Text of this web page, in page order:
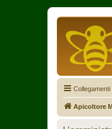
Collegamenti
Apicoltore